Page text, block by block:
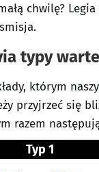
chwilę?
typy
którym
przyjrzeć się
razem
Typ 1